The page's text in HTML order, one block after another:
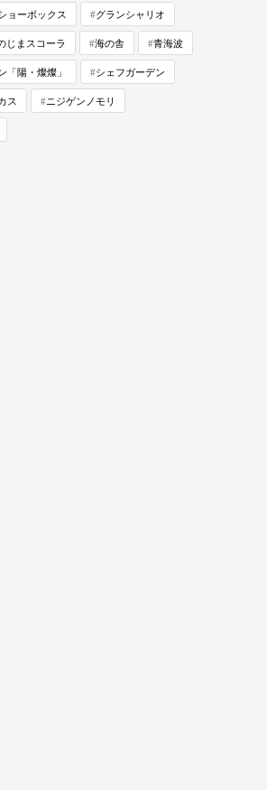
ョーボックス グランシャリオ
じまスコーラ 海の舎 青海波
「陽・燦燦」 シェフガーデン
ス ニジゲンノモリ